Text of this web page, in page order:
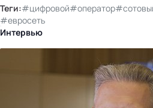
Теги:#цифровой#оператор
#евросеть
Интервью